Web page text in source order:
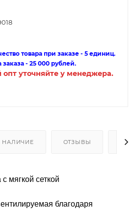
товара при заказе - 5 единиц.
- 25 000 рублей.
уточняйте у менеджера.
НАЛИЧИЕ ОТЗЫВЫ
мягкой сеткой
благодаря